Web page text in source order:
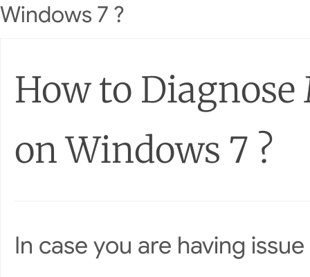
Windows 7 ?
How to
on Windows 7 ?
In case you are having